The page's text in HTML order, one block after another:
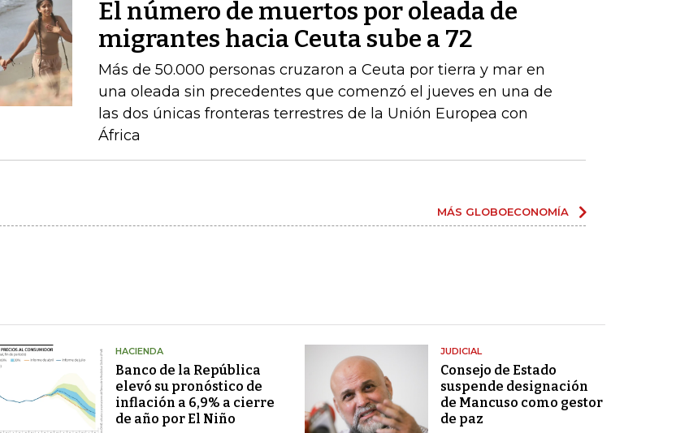
El número de muertos por oleada de
migrantes hacia Ceuta sube a 72
Más de 50.000 personas cruzaron a Ceuta por tierra y mar en
una oleada sin precedentes que comenzó el jueves en una de
las dos únicas fronteras terrestres de la Unión Europea con
África
MÁS GLOBOECONOMÍA
HACIENDA
Banco de la República
elevó su pronóstico de
inflación a 6,9% a cierre
de año por El Niño
JUDICIAL
Consejo de Estado
suspende designación
de Mancuso como gestor
de paz